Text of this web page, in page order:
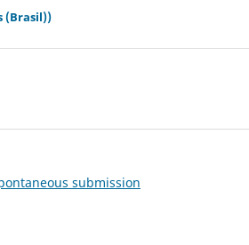
(Brasil))
submission